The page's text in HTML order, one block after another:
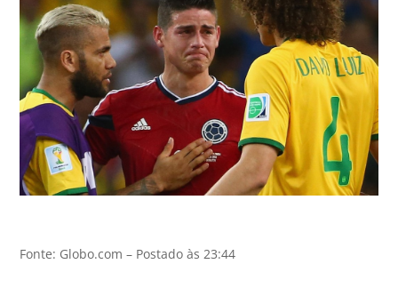
Fonte: Globo.com – Postado às 23:44